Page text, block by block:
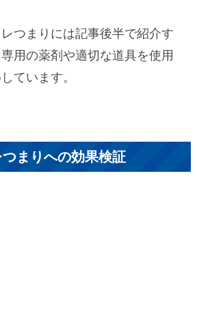
つまりには記事後半で紹介す
用の薬剤や適切な道具を使用
ています。
つまりへの効果検証